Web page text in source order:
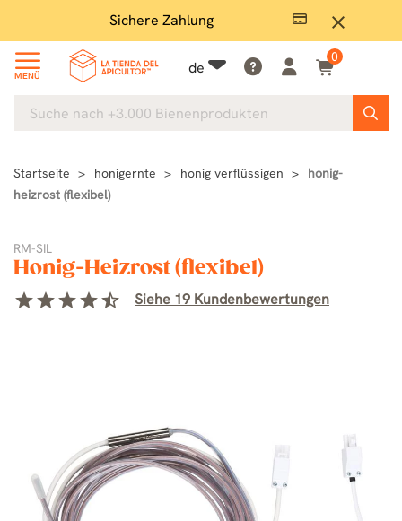
close
Sichere Zahlung
MENÜ de
0
Startseite honigernte honig verflüssigen
honig-
heizrost (flexibel)
RM-SIL
Honig-Heizrost (flexibel)
starstarstarstarstar_half Siehe 19 Kundenbewertungen